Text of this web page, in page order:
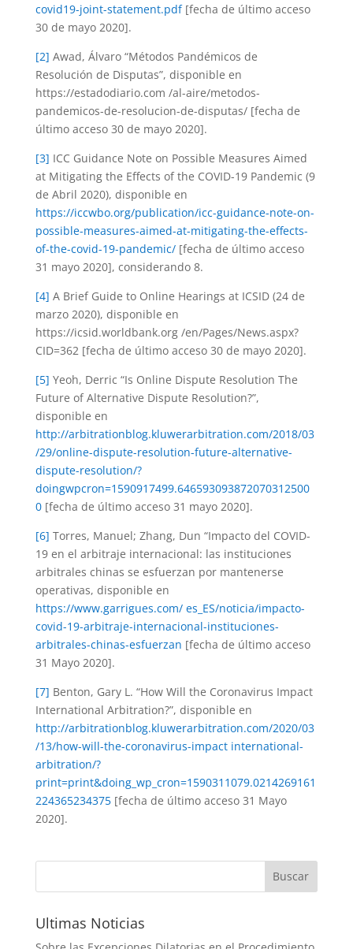
covid19-joint-statement.pdf[fecha de último acceso
30 de mayo 2020].
[2] Awad, Álvaro “Métodos Pandémicos de
Resolución de Disputas”, disponible en
https://estadodiario.com /al-aire/metodos-
pandemicos-de-resolucion-de-disputas/ [fecha de
último acceso 30 de mayo 2020].
[3] ICC Guidance Note on Possible Measures Aimed
at Mitigating the Effects of the COVID-19 Pandemic (9
de Abril 2020), disponible en
https://iccwbo.org/publication/icc-guidance-note-on-
possible-measures-aimed-at-mitigating-the-effects-
of-the-covid-19-pandemic/[fecha de último acceso
31 mayo 2020], considerando 8.
[4] A Brief Guide to Online Hearings at ICSID (24 de
marzo 2020), disponible en
https://icsid.worldbank.org /en/Pages/News.aspx?
CID=362 [fecha de último acceso 30 de mayo 2020].
[5] Yeoh, Derric “Is Online Dispute Resolution The
Future of Alternative Dispute Resolution?”,
disponible en
http://arbitrationblog.kluwerarbitration.com/2018/03
/29/online-dispute-resolution-future-alternative-
dispute-resolution/?
doingwpcron=1590917499.646593093872070312500
0[fecha de último acceso 31 mayo 2020].
[6] Torres, Manuel; Zhang, Dun “Impacto del COVID-
19 en el arbitraje internacional: las instituciones
arbitrales chinas se esfuerzan por mantenerse
operativas, disponible en
https://www.garrigues.com/ es_ES/noticia/impacto-
covid-19-arbitraje-internacional-instituciones-
arbitrales-chinas-esfuerzan [fecha de último acceso
31 Mayo 2020].
[7] Benton, Gary L. “How Will the Coronavirus Impact
International Arbitration?”, disponible en
http://arbitrationblog.kluwerarbitration.com/2020/03
/13/how-will-the-coronavirus-impact international-
arbitration/?
print=print&doing_wp_cron=1590311079.0214269161
224365234375[fecha de último acceso 31 Mayo
2020].
Ultimas Noticias